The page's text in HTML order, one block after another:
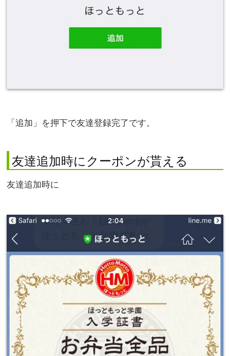
「追加」を押下で友達登録完了です。
友達追加時にクーポンが貰える
友達追加時に